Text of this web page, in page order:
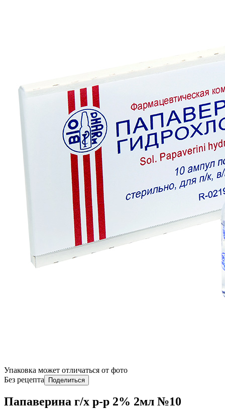
Упаковка может отличаться от фото
Без рецепта
Поделиться
Папаверина г/х р-р 2% 2мл №10